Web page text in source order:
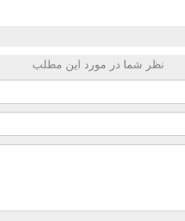
نظر شما در مورد این مطلب